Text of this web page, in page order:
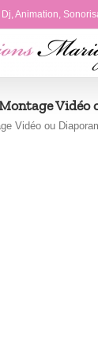
Animation,
Vidéo ou